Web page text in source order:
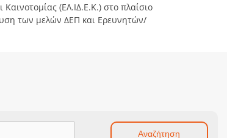
(ΕΛ.ΙΔ.Ε.Κ.) στο πλαίσιο
των μελών ΔΕΠ και Ερευνητών/